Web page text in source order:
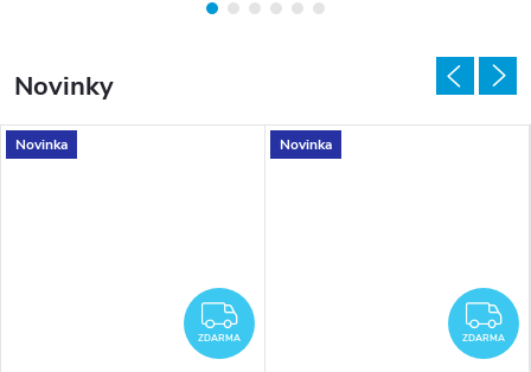
Novinky
Novinka
ZDARMA
ZDARMA
Novinka
ZDARMA